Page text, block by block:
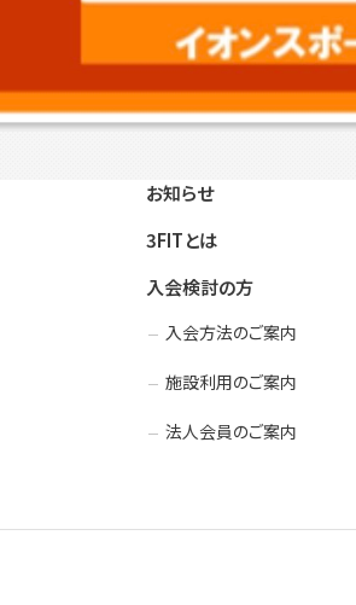
お知らせ
3FITとは
入会検討の方
入会方法のご案内
施設利用のご案内
法人会員のご案内